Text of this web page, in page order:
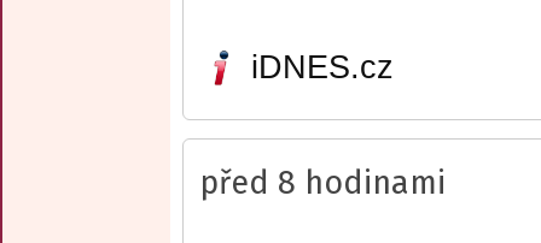
iDNES.cz
před 8 hodinami